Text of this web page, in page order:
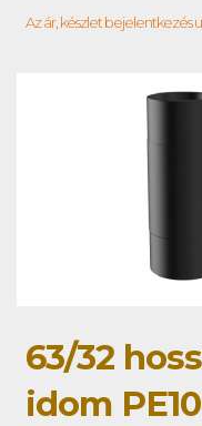
Az ár, készlet bejelentkezés
63/32
idom